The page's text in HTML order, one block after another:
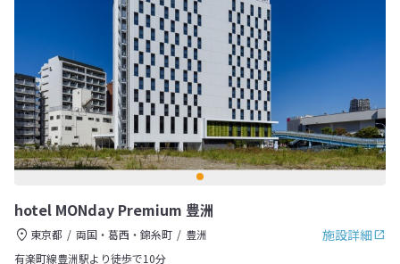
hotel MONday Premium 豊洲
施設詳細
東京都 両国・葛西・錦糸町
豊洲
有楽町線豊洲駅より徒歩で10分